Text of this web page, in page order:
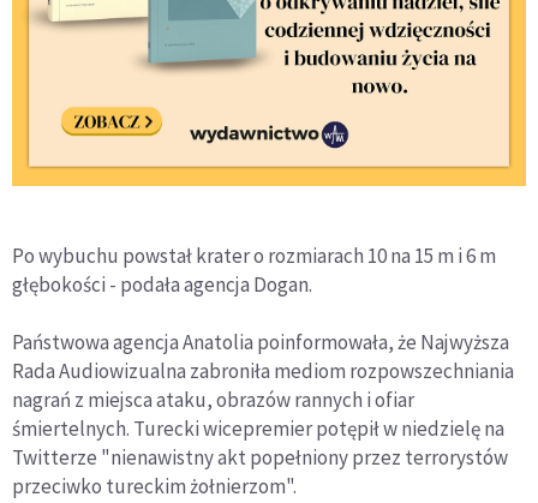
Po wybuchu powstał krater o rozmiarach 10 na 15 m i 6 m
głębokości - podała agencja Dogan.
Państwowa agencja Anatolia poinformowała, że Najwyższa
Rada Audiowizualna zabroniła mediom rozpowszechniania
nagrań z miejsca ataku, obrazów rannych i ofiar
śmiertelnych. Turecki wicepremier potępił w niedzielę na
Twitterze "nienawistny akt popełniony przez terrorystów
przeciwko tureckim żołnierzom".